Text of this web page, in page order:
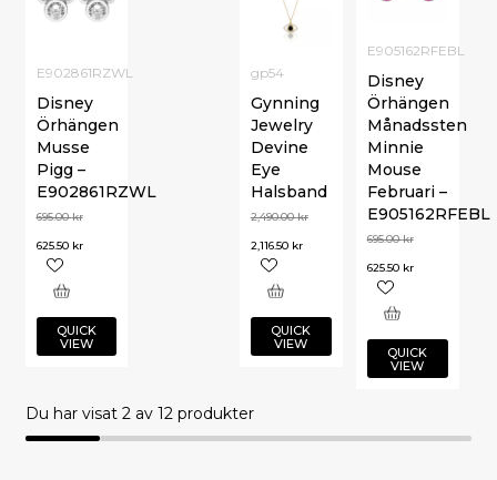
E905162RFEBL
Disney
Örhängen
Månadssten
Minnie
Mouse
Februari –
E905162RFEBL
695.00kr
625.50 kr
QUICK
VIEW
E902861RZWL
Disney
Örhängen
Musse
Pigg –
E902861RZWL
695.00kr
625.50 kr
QUICK
VIEW
gp54
Gynning
Jewelry
Devine
Eye
Halsband
2,490.00kr
2,116.50 kr
QUICK
VIEW
Du har visat 2av 12 produkter